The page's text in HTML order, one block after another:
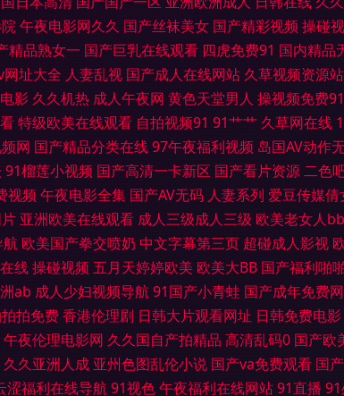
久久 亚洲欧美色图 91情网 不卡十三区 丁香五月天狠狠撸 黄色视频
男人天堂 国产福利第一页 黄色A片网 狼友秘密入口 午夜寂寞伦理
欧美操操操 美女搞逼 日韩美女大片 午夜福利91视频 足交网址 AV
久婷婷五月天 欧美性爱专区 日韩有码视频网 性爱网导航 91探花福
院 91原创论坛视频 豆花AV网站入口 深夜绯色影院 91视频www 国
青青草91 91视频合集 欧美性爱第五页 亚洲影院老司机V 岛国AV
片 97操碰碰 肏逼片久久99 激情综合色网 欧美影音 日韩AV电影色
久久 东京热色影视 导航av 国产瑟瑟97 国产伪娘在线 黄色婷婷网站
天操 欧美日韩另类另类 青草青草 日本色情六月天 天天肏肏 伊人Av
午夜电影网久久 国产丝袜美女 国产精彩视频 操碰
精品熟女一 国产巨乳在线观看 四虎免费91 国内精品
址大全 人妻乱视 国产成人在线网站 久草视频资源站
影 久久机热 成人午夜网 黄色天堂男人 操视频免费91
特级欧美在线观看 自拍视频91 91艹艹 久草网在线
网 国产精品分类在线97午夜福利视频 岛国AV动作
91榴莲小视频 国产高清一卡新区 国产看片资源二色
视频 午夜电影全集 国产AV无码 人妻系列 爱豆传媒倩
亚洲欧美在线观看 成人三级成人三级 欧美老女人bb
航 欧美国产拳交喷奶 中文字幕第三页 超碰成人影视
线操碰视频 五月天婷婷欧美 欧美大BB 国产福利啪
ab 成人少妇视频导航91国产小青蛙 国产成年免费
拍免费香港伦理剧 日韩大片观看网址 日韩免费电影
午夜伦理电影网 久久国自产拍精品 高清乱码0 国产欧
久久亚洲人成 亚州色图乱伦小说 国产va免费观看 国
涩福利在线导航91视色午夜福利在线网站91直播